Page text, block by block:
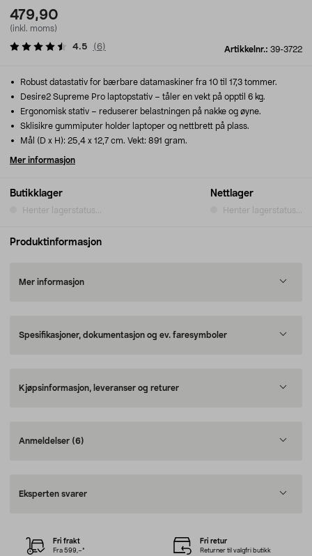
479,90
(inkl. moms)
Artikkelnr.: 39-3722
4.5 (6)
Butikklager
Henter lagerstatus...
Nettlager
Henter lagerstatus...
Robust datastativ for bærbare datamaskiner fra 10 til 17,3 tommer.
Desire2 Supreme Pro laptopstativ – tåler en vekt på opptil 6 kg.
Ergonomisk stativ – reduserer belastningen på nakke og øyne.
Sklisikre gummiputer holder laptoper og nettbrett på plass.
Mål (D x H): 25,4 x 12,7 cm. Vekt: 891 gram.
Mer informasjon
Produktinformasjon
Mer informasjon
Spesifikasjoner, dokumentasjon og ev. faresymboler
Kjøpsinformasjon, leveranser og returer
Anmeldelser (6)
Eksperten svarer
Fri frakt
Fra 599,–*
Fri retur
Returner til valgfri butikk